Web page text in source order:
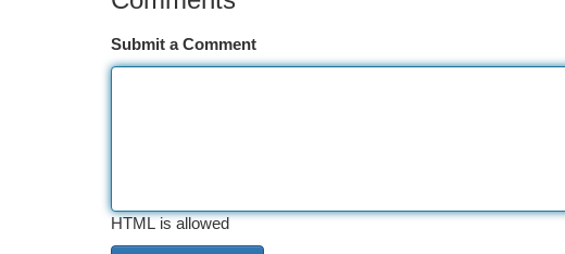
Submit a Comment
HTML is allowed